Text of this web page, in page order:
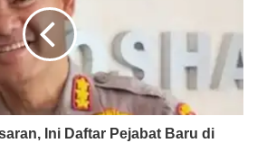
Ini Daftar Pejabat Baru di